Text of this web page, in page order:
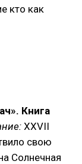
кто как
Книга
XXVII
свою
Солнечная